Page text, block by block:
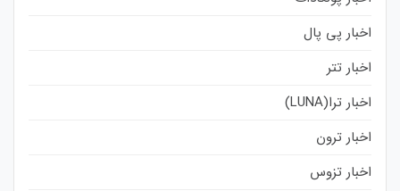
اخبار پی پال
اخبار تتر
اخبار ترا(LUNA)
اخبار ترون
اخبار تزوس